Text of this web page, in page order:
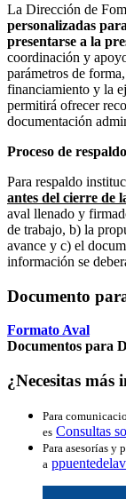
La Dirección de
personalizadas
presentarse a la
coordinación y
parámetros de
financiamiento y la
permitirá ofrecer
documentación
Proceso de
Para respaldo
antes del cierre de
aval llenado y
de trabajo, b) la
avance y c) el
información se
Documento
Formato Aval
Documentos para
¿Necesitas más
Para
es Consultas
Para asesorías y
a